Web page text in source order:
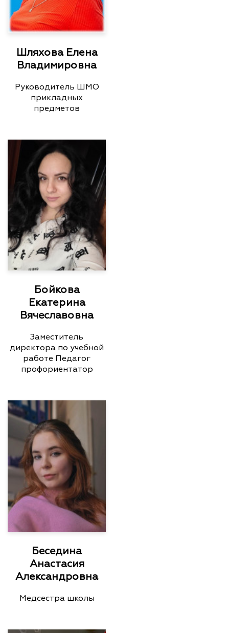
Шляхова Елена
Владимировна
Руководитель ШМО
прикладных
предметов
Бойкова
Екатерина
Вячеславовна
Заместитель
директора по учебной
работе Педагог
профориентатор
Беседина
Анастасия
Александровна
Медсестра школы